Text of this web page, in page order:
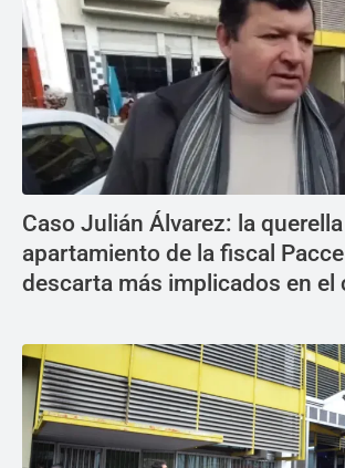
Caso Julián Álvarez: la querella
apartamiento de la fiscal
descarta más implicados en el